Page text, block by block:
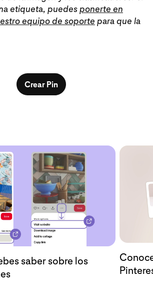
etiqueta, puedesponerte en
equipo de soporte para que la
Crear Pin
saber sobre los